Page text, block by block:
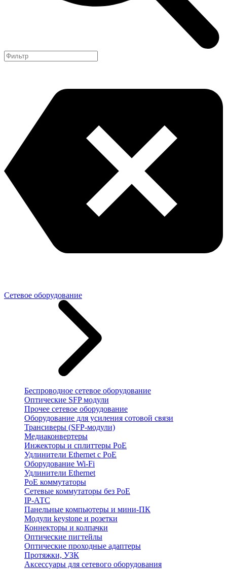
Сетевое оборудование
Беспроводное сетевое оборудование
Оптические SFP модули
Прочее сетевое оборудование
Оборудование для усиления сотовой связи
Трансиверы (SFP-модули)
Медиаконвертеры
Инжекторы и сплиттеры PoE
Удлинители Ethernet с PoE
Оборудование Wi-Fi
Удлинители Ethernet
PoE коммутаторы
Сетевые коммутаторы без PoE
IP-АТС
Панельные компьютеры и мини-ПК
Модули keystone и розетки
Коннекторы и колпачки
Оптические пигтейлы
Оптические проходные адаптеры
Протяжки, УЗК
Аксессуары для сетевого оборудования